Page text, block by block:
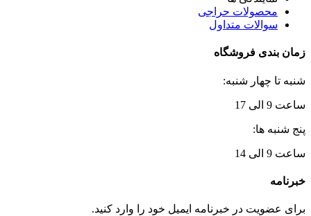
محصولات حراجی
سوالات متداول
زمان بندی فروشگاه
شنبه تا چهار شنبه:
ساعت 9 الی 17
پنج شنبه ها:
ساعت 9 الی 14
خبرنامه
برای عضویت در خبرنامه ایمیل خود را وارد کنید.